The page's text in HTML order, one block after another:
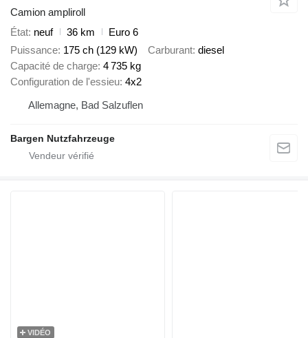
Camion ampliroll
État neuf 36 km
Euro 6
Puissance 175 ch (129 kW) Carburant diesel
Capacité de charge 4 735 kg
Configuration de l'essieu 4x2
Allemagne, Bad Salzuflen
Bargen Nutzfahrzeuge
VIDÉO